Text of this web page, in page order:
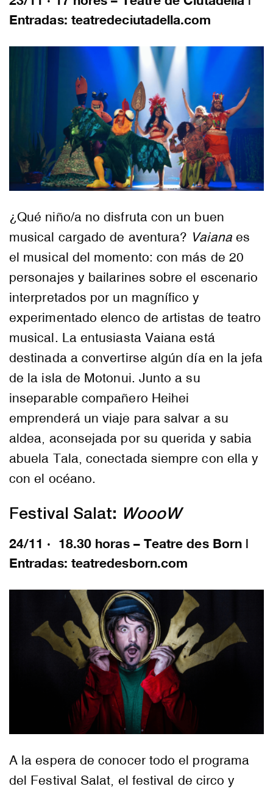
Entradas: teatredeciutadella.com
¿Qué niño/a no disfruta con un buen
musical cargado de aventura? Vaianaes
el musical del momento: con más de 20
personajes y bailarines sobre el escenario
interpretados por un magnífico y
experimentado elenco de artistas de teatro
musical. La entusiasta Vaiana está
destinada a convertirse algún día en la jefa
de la isla de Motonui. Junto a su
inseparable compañero Heihei
emprenderá un viaje para salvar a su
aldea, aconsejada por su querida y sabia
abuela Tala, conectada siempre con ella y
con el océano.
Festival Salat: WoooW
24/11 · 18.30 horas – Teatre des Born |
Entradas: teatredesborn.com
A la espera de conocer todo el programa
del Festival Salat, el festival de circo y